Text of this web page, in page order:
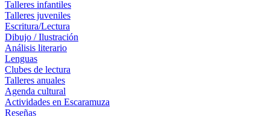
Talleres infantiles
Talleres juveniles
Escritura/Lectura
Dibujo / Ilustración
Análisis literario
Lenguas
Clubes de lectura
Talleres anuales
Agenda cultural
Actividades en Escaramuza
Reseñas